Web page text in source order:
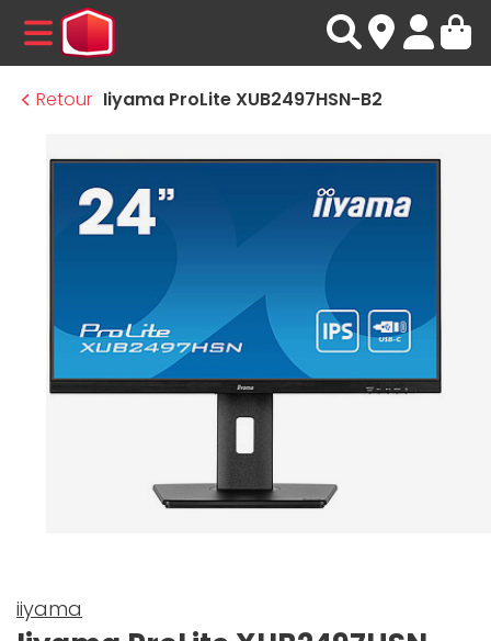
MENU
Retour Iiyama ProLite XUB2497HSN-B2
iiyama